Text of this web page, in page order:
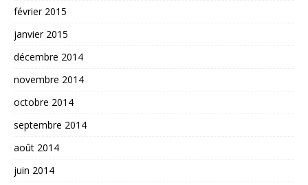
février 2015
janvier 2015
décembre 2014
novembre 2014
octobre 2014
septembre 2014
août 2014
juin 2014